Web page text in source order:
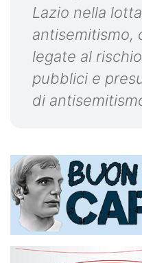
Lazio nella
antisemitismo,
legate al
pubblici e
di